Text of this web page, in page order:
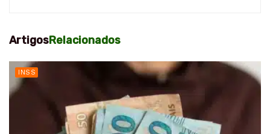
ArtigosRelacionados
INSS